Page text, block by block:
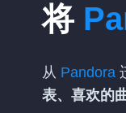
将
从 Pandora
表、喜欢的